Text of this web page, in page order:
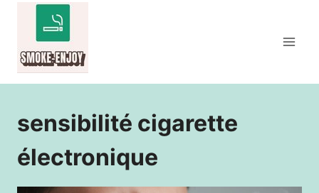
contenu
sensibilité cigarette
électronique